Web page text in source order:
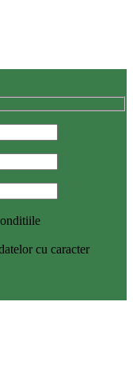
cu caracter